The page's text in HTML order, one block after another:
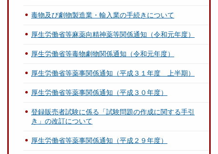
毒物及び劇物製造業・輸入業の手続きについて
厚生労働省等麻薬向精神薬等関係通知（令和元年度）
厚生労働省等毒物劇物関係通知（令和元年度）
厚生労働省等薬事関係通知（平成３１年度 上半期）
厚生労働省等薬事関係通知（平成３０年度）
登録販売者試験に係る「試験問題の作成に関する手引
き」の改訂について
厚生労働省等薬事関係通知（平成２９年度）